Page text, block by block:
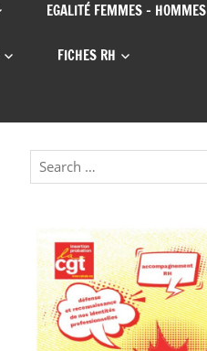
EGALITÉ FEMMES – HOMMES
FICHES RH